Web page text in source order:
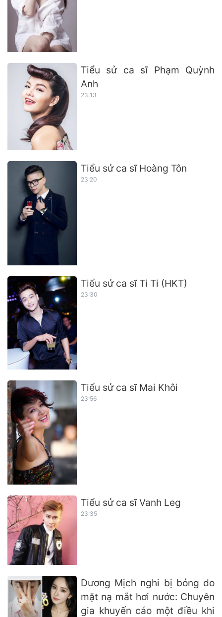
Tiểu sử ca sĩ Phạm Quỳnh
Anh
23:13
Tiểu sử ca sĩ Hoàng Tôn
23:20
Tiểu sử ca sĩ Ti Ti (HKT)
23:30
Tiểu sử ca sĩ Mai Khôi
23:56
Tiểu sử ca sĩ Vanh Leg
23:35
Dương Mịch nghi bị bỏng do
mặt nạ mắt hơi nước: Chuyên
gia khuyến cáo một điều khi